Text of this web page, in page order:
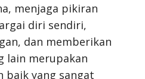
menjaga pikiran
diri sendiri,
dan memberikan
lain merupakan
baik yang sangat